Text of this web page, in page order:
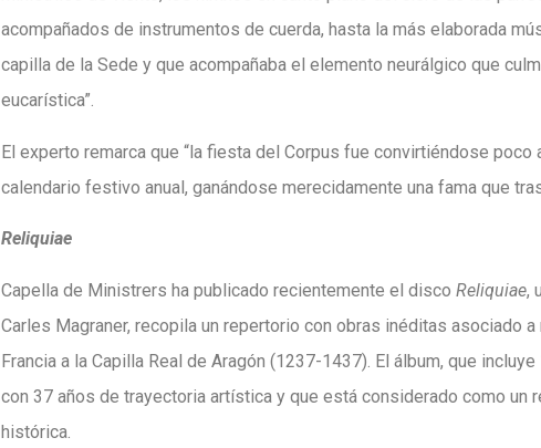
acompañados de instrumentos de cuerda, hasta la más elaborada
capilla de la Sede y que acompañaba el elemento neurálgico que
eucarística”.
El experto remarca que “la fiesta del Corpus fue convirtiéndose
calendario festivo anual, ganándose merecidamente una fama que
Reliquiae
Capella de Ministrers ha publicado recientemente el disco Reliquiae,
Carles Magraner, recopila un repertorio con obras inéditas asociado
Francia a la Capilla Real de Aragón (1237-1437). El álbum, que
con 37 años de trayectoria artística y que está considerado como un
histórica.